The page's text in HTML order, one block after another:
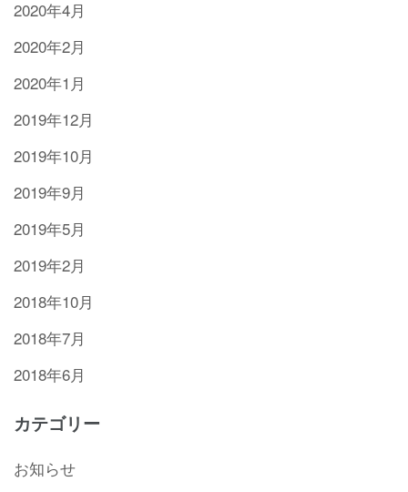
2020年4月
2020年2月
2020年1月
2019年12月
2019年10月
2019年9月
2019年5月
2019年2月
2018年10月
2018年7月
2018年6月
カテゴリー
お知らせ